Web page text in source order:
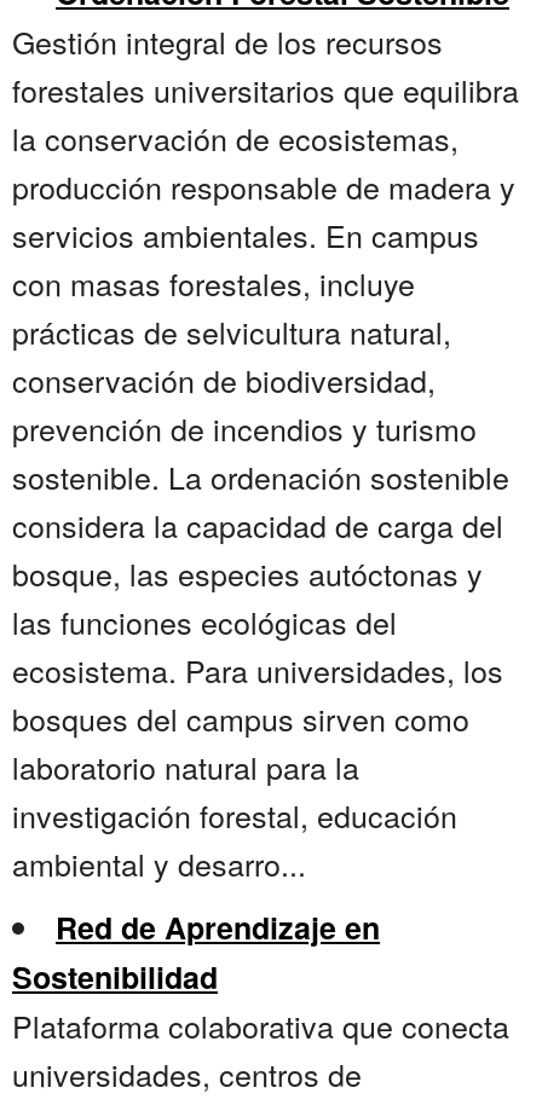
Gestión integral de los recursos
forestales universitarios que equilibra
la conservación de ecosistemas,
producción responsable de madera y
servicios ambientales. En campus
con masas forestales, incluye
prácticas de selvicultura natural,
conservación de biodiversidad,
prevención de incendios y turismo
sostenible. La ordenación sostenible
considera la capacidad de carga del
bosque, las especies autóctonas y
las funciones ecológicas del
ecosistema. Para universidades, los
bosques del campus sirven como
laboratorio natural para la
investigación forestal, educación
ambiental y desarro...
Red de Aprendizaje en
Sostenibilidad
Plataforma colaborativa que conecta
universidades, centros de